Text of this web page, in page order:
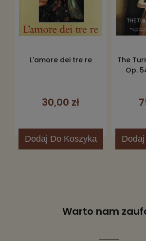
L'amore dei tre re
30,00 zł
Dodaj Do Koszyka
The
Op.
Dodaj
Warto nam